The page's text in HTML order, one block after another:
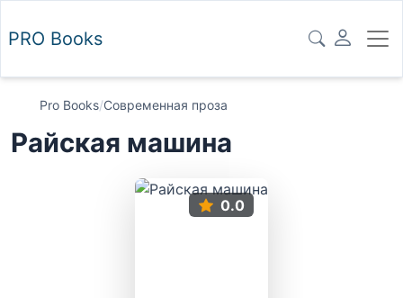
PRO Books
Pro Books/Современная проза
Райская машина
0.0